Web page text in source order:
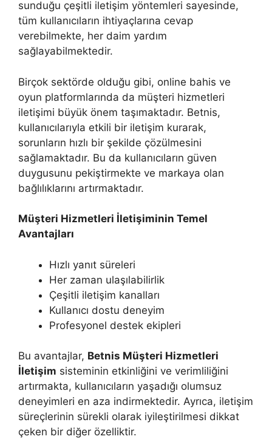
sunduğu çeşitli iletişim yöntemleri sayesinde,
tüm kullanıcıların ihtiyaçlarına cevap
verebilmekte, her daim yardım
sağlayabilmektedir.
Birçok sektörde olduğu gibi, online bahis ve
oyun platformlarında da müşteri hizmetleri
iletişimi büyük önem taşımaktadır. Betnis,
kullanıcılarıyla etkili bir iletişim kurarak,
sorunların hızlı bir şekilde çözülmesini
sağlamaktadır. Bu da kullanıcıların güven
duygusunu pekiştirmekte ve markaya olan
bağlılıklarını artırmaktadır.
Müşteri Hizmetleri İletişiminin Temel
Avantajları
Hızlı yanıt süreleri
Her zaman ulaşılabilirlik
Çeşitli iletişim kanalları
Kullanıcı dostu deneyim
Profesyonel destek ekipleri
Bu avantajlar, Betnis Müşteri Hizmetleri
İletişim sisteminin etkinliğini ve verimliliğini
artırmakta, kullanıcıların yaşadığı olumsuz
deneyimleri en aza indirmektedir. Ayrıca, iletişim
süreçlerinin sürekli olarak iyileştirilmesi dikkat
çeken bir diğer özelliktir.